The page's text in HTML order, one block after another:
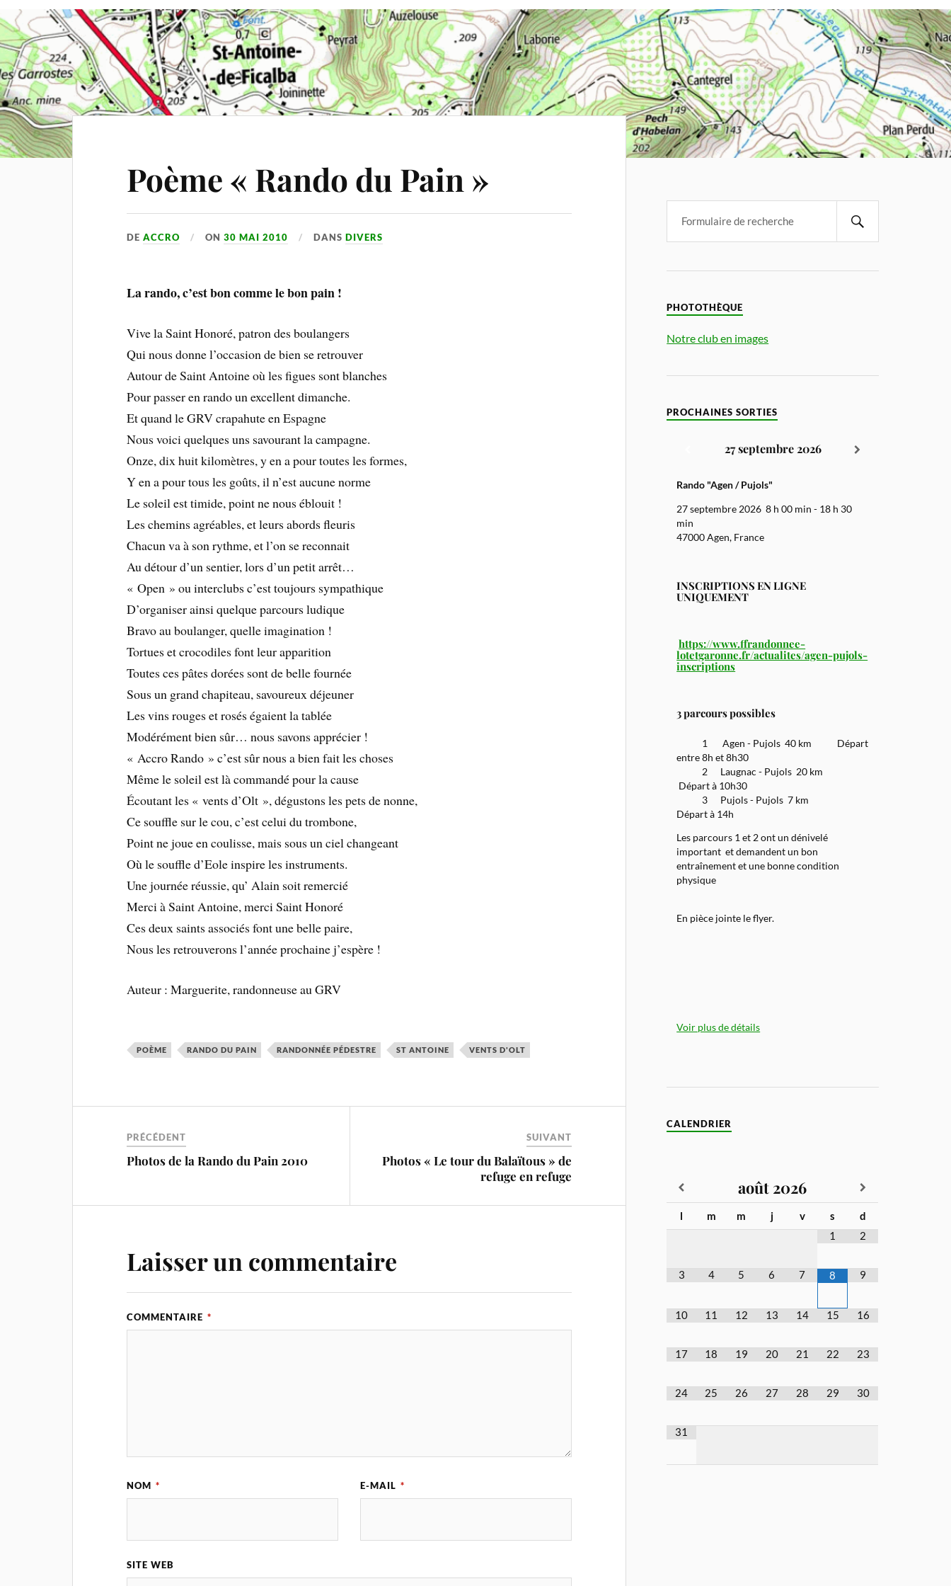
Poème « Rando du Pain »
DEACCRO ON30 MAI 2010 DANSDIVERS
La rando, c’est bon comme le bon pain !
Vive la Saint Honoré, patron des boulangers
Qui nous donne l’occasion de bien se retrouver
Autour de Saint Antoine où les figues sont blanches
Pour passer en rando un excellent dimanche.
Et quand le GRV crapahute en Espagne
Nous voici quelques uns savourant la campagne.
Onze, dix huit kilomètres, y en a pour toutes les formes,
Y en a pour tous les goûts, il n’est aucune norme
Le soleil est timide, point ne nous éblouit !
Les chemins agréables, et leurs abords fleuris
Chacun va à son rythme, et l’on se reconnait
Au détour d’un sentier, lors d’un petit arrêt…
« Open » ou interclubs c’est toujours sympathique
D’organiser ainsi quelque parcours ludique
Bravo au boulanger, quelle imagination !
Tortues et crocodiles font leur apparition
Toutes ces pâtes dorées sont de belle fournée
Sous un grand chapiteau, savoureux déjeuner
Les vins rouges et rosés égaient la tablée
Modérément bien sûr… nous savons apprécier !
« Accro Rando » c’est sûr nous a bien fait les choses
Même le soleil est là commandé pour la cause
Écoutant les « vents d’Olt », dégustons les pets de nonne,
Ce souffle sur le cou, c’est celui du trombone,
Point ne joue en coulisse, mais sous un ciel changeant
Où le souffle d’Eole inspire les instruments.
Une journée réussie, qu’ Alain soit remercié
Merci à Saint Antoine, merci Saint Honoré
Ces deux saints associés font une belle paire,
Nous les retrouverons l’année prochaine j’espère !
Auteur : Marguerite, randonneuse au GRV
POÈME RANDO DU PAIN RANDONNÉE PÉDESTRE ST ANTOINE VENTS D'OLT
PRÉCÉDENT
Photos de la Rando du Pain 2010
SUIVANT
Photos « Le tour du Balaïtous » de
refuge en refuge
Laisser un commentaire
COMMENTAIRE *
NOM * E-MAIL *
SITE WEB
PHOTOTHÈQUE
Notre club en images
PROCHAINES SORTIES
27 septembre 2026
Rando "Agen / Pujols"
27 septembre 2026 8 h 00 min - 18 h 30
min
47000 Agen, France
INSCRIPTIONS EN LIGNE
UNIQUEMENT
https://www.ffrandonnee-
lotetgaronne.fr/actualites/agen-pujols-
inscriptions
3 parcours possibles
1 Agen - Pujols 40 km Départ
entre 8h et 8h30
2 Laugnac - Pujols 20 km
Départ à 10h30
3 Pujols - Pujols 7 km
Départ à 14h
Les parcours 1 et 2 ont un dénivelé
important et demandent un bon
entraînement et une bonne condition
physique
En pièce jointe le flyer.
Voir plus de détails
CALENDRIER
août 2026
l m m j v s
d
1
2
3 4 5 6 7 8 9
10 11 12 13 14 15 16
17 18 19 20 21 22 23
24 25 26 27 28 29 30
31